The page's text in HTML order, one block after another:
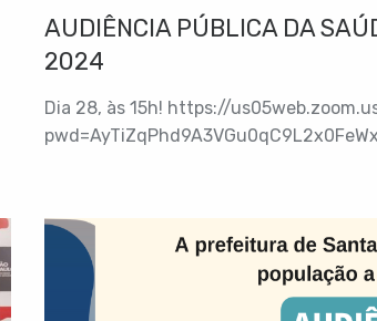
AUDIÊNCIA PÚBLICA DA
2024
Dia 28, às 15h! https://